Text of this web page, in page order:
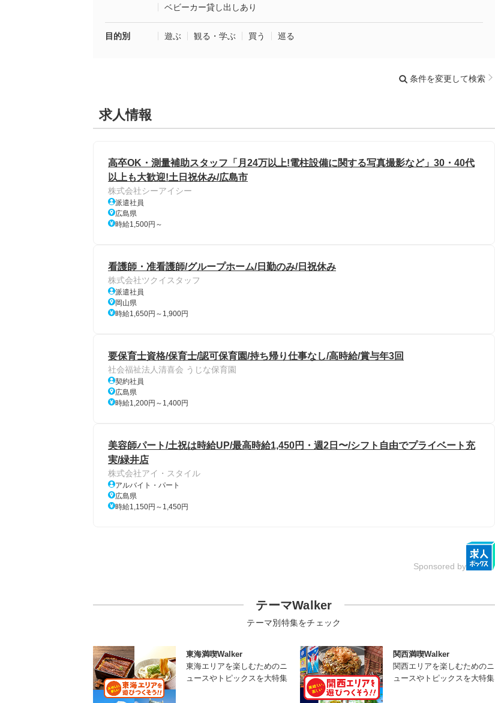
ベビーカー貸し出しあり
目的別 遊ぶ 観る・学ぶ 買う 巡る
条件を変更して検索
求人情報
高卒OK・測量補助スタッフ「月24万以上!電柱設備に関する写真撮影など」30・40代
以上も大歓迎!土日祝休み/広島市
株式会社シーアイシー
派遣社員
広島県
時給1,500円～
看護師・准看護師/グループホーム/日勤のみ/日祝休み
株式会社ツクイスタッフ
派遣社員
岡山県
時給1,650円～1,900円
要保育士資格/保育士/認可保育園/持ち帰り仕事なし/高時給/賞与年3回
社会福祉法人清喜会 うじな保育園
契約社員
広島県
時給1,200円～1,400円
美容師パート/土祝は時給UP/最高時給1,450円・週2日〜/シフト自由でプライベート充
実/緑井店
株式会社アイ・スタイル
アルバイト・パート
広島県
時給1,150円～1,450円
Sponsored by
テーマWalker
テーマ別特集をチェック
東海満喫Walker
東海エリアを楽しむためのニ
ュースやトピックスを大特集
関西満喫Walker
関西エリアを楽しむためのニ
ュースやトピックスを大特集